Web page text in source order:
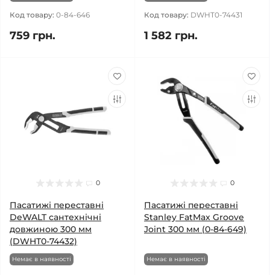
Код товару: 0-84-646
759 грн.
Код товару: DWHT0-74431
1 582 грн.
0
Пасатижі переставні
DeWALT сантехнічні
довжиною 300 мм
(DWHT0-74432)
Немає в наявності
0
Пасатижі переставні
Stanley FatMax Groove
Joint 300 мм (0-84-649)
Немає в наявності